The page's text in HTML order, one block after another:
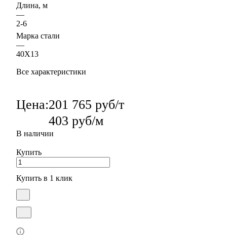
Длина, м
—
2-6
Марка стали
—
40Х13
Все характеристики
Цена:201 765 руб/т
403 руб/м
В наличии
Купить
Купить в 1 клик